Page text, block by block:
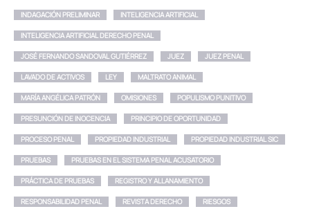
INDAGACIÓN PRELIMINAR INTELIGENCIA ARTIFICIAL
INTELIGENCIA ARTIFICIAL DERECHO PENAL
JOSÉ FERNANDO SANDOVAL GUTIÉRREZ JUEZ JUEZ PENAL
LAVADO DE ACTIVOS LEY MALTRATO ANIMAL
MARÍA ANGÉLICA PATRÓN OMISIONES POPULISMO PUNITIVO
PRESUNCIÓN DE INOCENCIA PRINCIPIO DE OPORTUNIDAD
PROCESO PENAL PROPIEDAD INDUSTRIAL PROPIEDAD INDUSTRIAL SIC
PRUEBAS PRUEBAS EN EL SISTEMA PENAL ACUSATORIO
PRÁCTICA DE PRUEBAS REGISTRO Y ALLANAMIENTO
RESPONSABILIDAD PENAL REVISTA DERECHO RIESGOS